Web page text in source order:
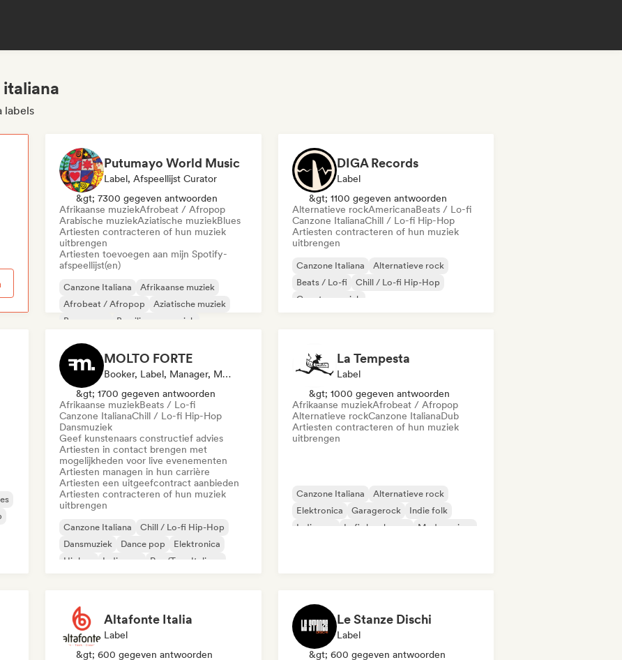
labels
Putumayo World Music
Label, Afspeellijst Curator
&gt; 7300 gegeven antwoorden
Afrikaanse muziekAfrobeat / Afropop
Arabische muziekAziatische muziekBlues
Artiesten contracteren of hun muziek
uitbrengen
Artiesten toevoegen aan mijn Spotify-
afspeellijst(en)
Canzone Italiana
Afrikaanse muziek
Afrobeat / Afropop
Aziatische muziek
Bossanova
Braziliaanse muziek
DIGA Records
Label
&gt; 1100 gegeven antwoorden
Alternatieve rockAmericanaBeats / Lo-fi
Canzone ItalianaChill / Lo-fi Hip-Hop
Artiesten contracteren of hun muziek
uitbrengen
Canzone Italiana
Alternatieve rock
Beats / Lo-fi
Chill / Lo-fi Hip-Hop
Country muziek
MOLTO FORTE
Booker, Label, Manager, Mentor, Uitgever
&gt; 1700 gegeven antwoorden
Afrikaanse muziekBeats / Lo-fi
Canzone ItalianaChill / Lo-fi Hip-Hop
Dansmuziek
Geef kunstenaars constructief advies
Artiesten in contact brengen met
mogelijkheden voor live evenementen
Artiesten managen in hun carrière
Artiesten een uitgeefcontract aanbieden
Artiesten contracteren of hun muziek
uitbrengen
Canzone Italiana
Chill / Lo-fi Hip-Hop
Dansmuziek
Dance pop
Elektronica
Hiphop
Indie pop Rap/Trap Italiano
La Tempesta
Label
&gt; 1000 gegeven antwoorden
Afrikaanse muziekAfrobeat / Afropop
Alternatieve rockCanzone ItalianaDub
Artiesten contracteren of hun muziek
uitbrengen
Canzone Italiana
Alternatieve rock
Elektronica
Garagerock
Indie folk
Indie pop
Lofi slaapkamer Moderne jazz
Altafonte Italia
Label
&gt; 600 gegeven antwoorden
Le Stanze Dischi
Label
&gt; 600 gegeven antwoorden